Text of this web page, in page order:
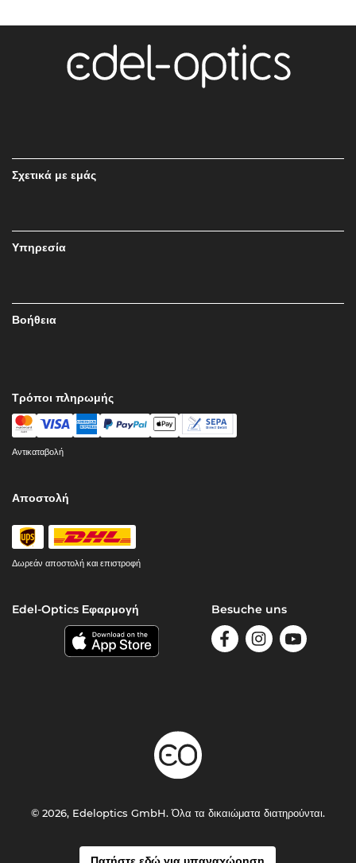
Σχετικά με εμάς
Υπηρεσία
Βοήθεια
Τρόποι πληρωμής
Αντικαταβολή
Αποστολή
Δωρεάν αποστολή και επιστροφή
Edel-Optics Εφαρμογή Besuche uns
© 2026, Edeloptics GmbH. Όλα τα δικαιώματα διατηρούνται.